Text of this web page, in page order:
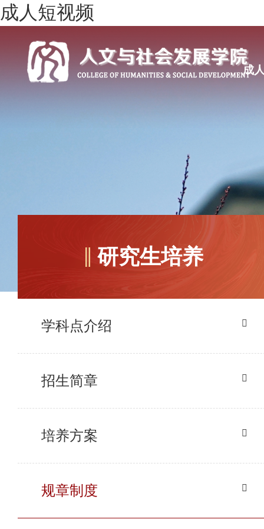
成人短视频
成
研究生培养
学科点介绍
招生简章
培养方案
规章制度